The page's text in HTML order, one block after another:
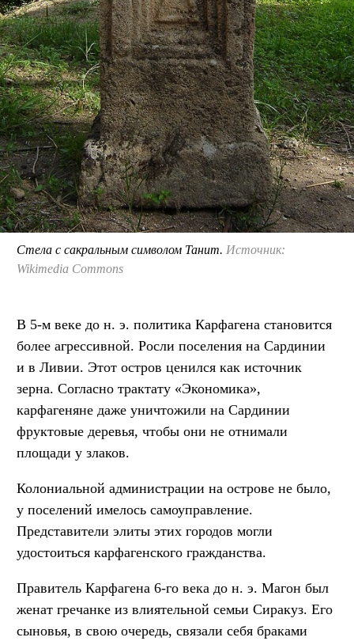
Стела с сакральным символом Танит. Источник:
Wikimedia Commons
В 5-м веке до н. э. политика Карфагена становится
более агрессивной. Росли поселения на Сардинии
и в Ливии. Этот остров ценился как источник
зерна. Согласно трактату «Экономика»,
карфагеняне даже уничтожили на Сардинии
фруктовые деревья, чтобы они не отнимали
площади у злаков.
Колониальной администрации на острове не было,
у поселений имелось самоуправление.
Представители элиты этих городов могли
удостоиться карфагенского гражданства.
Правитель Карфагена 6-го века до н. э. Магон был
женат гречанке из влиятельной семьи Сиракуз. Его
сыновья, в свою очередь, связали себя браками